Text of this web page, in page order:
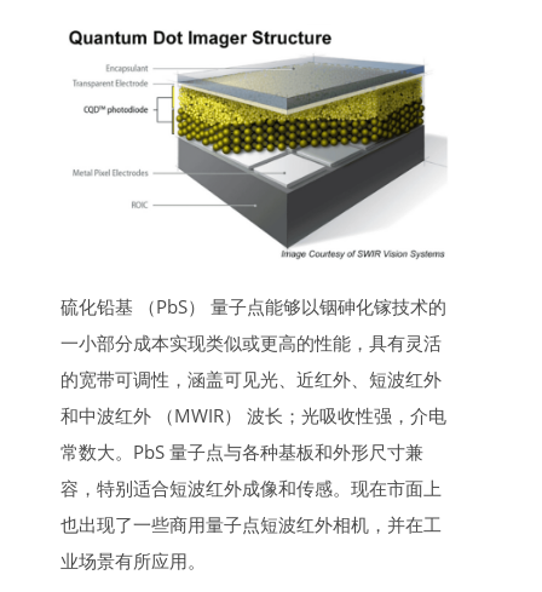
硫化铅基 （PbS） 量子点能够以铟砷化镓技术的
一小部分成本实现类似或更高的性能，具有灵活
的宽带可调性，涵盖可见光、近红外、短波红外
和中波红外 （MWIR） 波长；光吸收性强，介电
常数大。PbS 量子点与各种基板和外形尺寸兼
容，特别适合短波红外成像和传感。现在市面上
也出现了一些商用量子点短波红外相机，并在工
业场景有所应用。